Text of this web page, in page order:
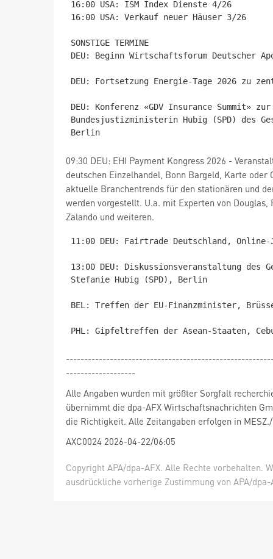
16:00 USA: ISM Index Dienste 4/26
16:00 USA: Verkauf neuer Häuser 3/26
SONSTIGE TERMINE
DEU: Beginn Wirtschaftsforum Deutscher
DEU: Fortsetzung Energie-Tage 2026 zu
DEU: Konferenz «GDV Insurance
Bundesjustizministerin Hubig (SPD) des
09:30 DEU: EHI Payment Kongress 2026 -
deutschen Einzelhandel, Bonn Bargeld, Karte oder
aktuelle Branchentrends für den stationären und
werden vorgestellt. U.a. mit Experten von Douglas,
Zalando und weiteren.
11:00 DEU: Fairtrade Deutschland,
13:00 DEU: Diskussionsveranstaltung des
Stefanie Hubig (SPD), Berlin
BEL: Treffen der EU-Finanzminister,
-------------------
Alle Angaben wurden mit größter Sorgfalt
übernimmt die dpa-AFX Wirtschaftsnachrichten
die Richtigkeit. Alle Zeitangaben erfolgen in
AXC0024 2026-04-22/06:05
Copyright APA/dpa-AFX. Alle Rechte vorbehalten.
ausdrückliche vorherige Zustimmung von APA/